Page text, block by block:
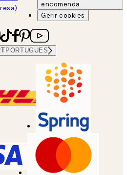
encomenda
Gerir cookies
PORTUGUES